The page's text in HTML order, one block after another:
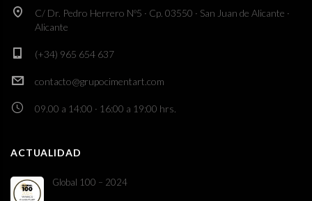
C/ Dr. Pedro Herrero Nº5 · Cp. 03550 · San Juan de Alicante ·
Alicante
(+34) 965 654 637
contacto@grupocimentart.com
09.00 a 14:00 · 16:00 a 19:00 hrs.
ACTUALIDAD
Global 100 – 2024